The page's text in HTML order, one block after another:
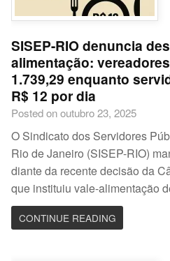
SISEP-RIO denuncia
alimentação:
1.739,29 enquanto
R$ 12 por dia
Posted on outubro 23, 2025
O Sindicato dos Servidores
Rio de Janeiro (SISEP-RIO)
diante da recente decisão da
que instituiu vale-alimentação
CONTINUE READING